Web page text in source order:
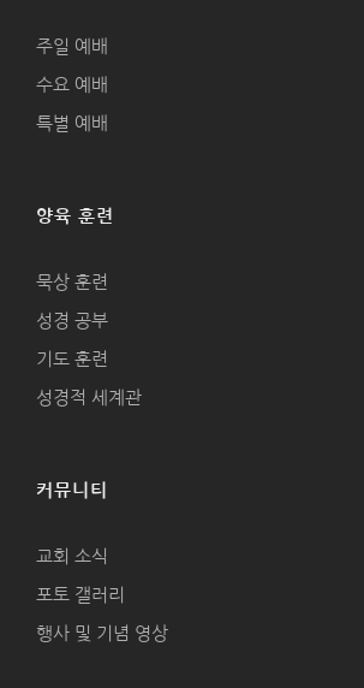
주일 예배
수요 예배
특별 예배
양육 훈련
묵상 훈련
성경 공부
기도 훈련
성경적 세계관
커뮤니티
교회 소식
포토 갤러리
행사 및 기념 영상